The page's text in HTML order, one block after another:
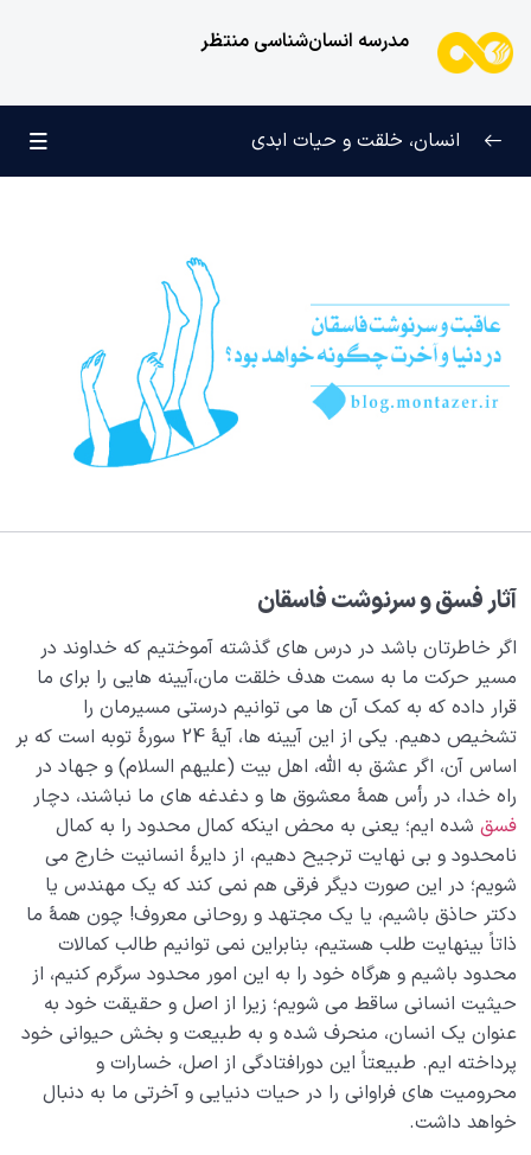
مدرسه انسان‌شناسی منتظر
چرا آفریده شده‌ایم؟
راز شادی و آرامش پایدار
فسق یا خروج از تعادل چیست؟ چگونه تعادل قوای خود را
هاست.
عاقبت و سرنوشت فاسقان در دنیا و آخرت چگونه خواهد
بود؟
نشانه های فاسق چیست؛ به چه کسی فاسق گفته می‌شود؟
راهکار درمان فسق چیست، چه کار کنیم تا فاسق نباشیم؟
سبک زندگی الهی چه نوع سبکی است و چه خصوصیاتی
دارد؟
منظور از حضور قلب چیست؛ چگونه می توان در تمام
حالات حضور قلب داشت؟
گناه چیست؛ بررسی مفهوم گناه و آثار آن از زاویه‌ ای متفاوت
بررسی انواع گناه در فرهنگ قرآنی؛ تفاوت اثم، ذنب، معصیت
شناخت و بررسی چهار حالت نفس در مسیر کمال؛ راهنمای
حرکت به سوی ابدیت
رقابت سالم چیست؛ مقایسه خود با دیگران در چه صورت
صحیح است؟
انسان، خلقت و حیات ابدی
آثار فسق و سرنوشت فاسقان
اگر خاطرتان باشد در درس های گذشته آموختیم که خداوند در
مسیر حرکت ما به سمت هدف خلقت مان،آیینه هایی را برای ما
قرار داده که به کمک آن ها می توانیم درستی مسیرمان را
تشخیص دهیم. یکی از این آیینه ها، آیۀ 24 سورۀ توبه است که بر
اساس آن، اگر عشق به الله، اهل بیت (علیهم السلام) و جهاد در
راه خدا، در رأس همۀ معشوق ها و دغدغه های ما نباشند، دچار
فسق شده ایم؛ یعنی به محض اینکه کمال محدود را به کمال
نامحدود و بی نهایت ترجیح دهیم، از دایرۀ انسانیت خارج می
شویم؛ در این صورت دیگر فرقی هم نمی کند که یک مهندس یا
دکتر حاذق باشیم، یا یک مجتهد و روحانی معروف! چون همۀ ما
ذاتاً بینهایت طلب هستیم، بنابراین نمی توانیم طالب کمالات
محدود باشیم و هرگاه خود را به این امور محدود سرگرم کنیم، از
حیثیت انسانی ساقط می شویم؛ زیرا از اصل و حقیقت خود به
عنوان یک انسان، منحرف شده و به طبیعت و بخش حیوانی خود
پرداخته ایم. طبیعتاً این دورافتادگی از اصل، خسارات و
محرومیت های فراوانی را در حیات دنیایی و آخرتی ما به دنبال
خواهد داشت.